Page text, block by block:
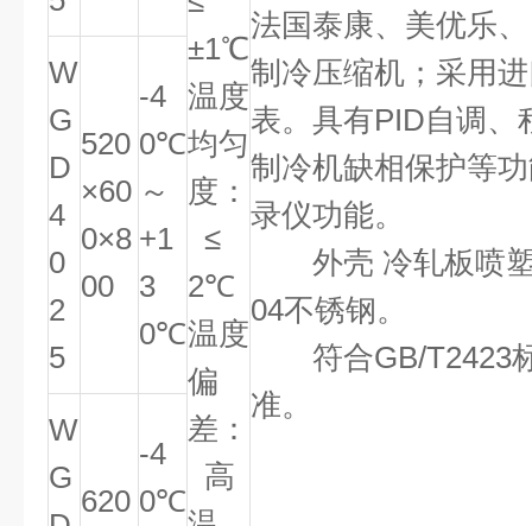
±1℃
温度
均匀
度：
≤
2℃
温度
偏
差：
高
法国泰康、美优乐
制冷压缩机；采用
表。具有PID自调、
制冷机缺相保护等
录仪功能。
外壳 冷轧板喷塑
04不锈钢。
符合GB/T2423标
准。
W
G
D
4
0
2
5
520
×60
0×8
00
-4
0℃
～
+1
3
0℃
W
G
620
-4
0℃